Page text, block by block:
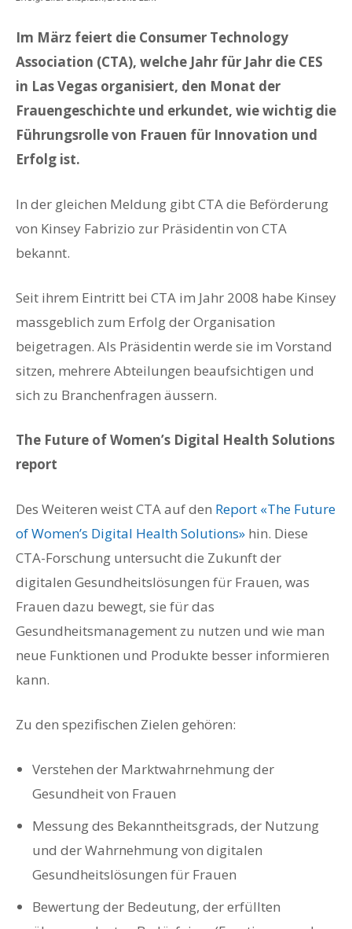
Im März feiert die Consumer Technology
Association (CTA), welche Jahr für Jahr die CES
in Las Vegas organisiert, den Monat der
Frauengeschichte und erkundet, wie wichtig die
Führungsrolle von Frauen für Innovation und
Erfolg ist.
In der gleichen Meldung gibt CTA die Beförderung
von Kinsey Fabrizio zur Präsidentin von CTA
bekannt.
Seit ihrem Eintritt bei CTA im Jahr 2008 habe Kinsey
massgeblich zum Erfolg der Organisation
beigetragen. Als Präsidentin werde sie im Vorstand
sitzen, mehrere Abteilungen beaufsichtigen und
sich zu Branchenfragen äussern.
The Future of Women’s Digital Health Solutions
report
Des Weiteren weist CTA auf den Report «The Future
of Women’s Digital Health Solutions» hin. Diese
CTA-Forschung untersucht die Zukunft der
digitalen Gesundheitslösungen für Frauen, was
Frauen dazu bewegt, sie für das
Gesundheitsmanagement zu nutzen und wie man
neue Funktionen und Produkte besser informieren
kann.
Zu den spezifischen Zielen gehören:
Verstehen der Marktwahrnehmung der
Gesundheit von Frauen
Messung des Bekanntheitsgrads, der Nutzung
und der Wahrnehmung von digitalen
Gesundheitslösungen für Frauen
Bewertung der Bedeutung, der erfüllten